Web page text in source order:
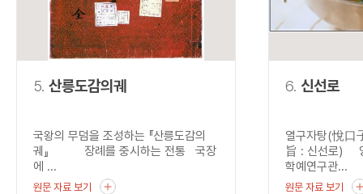
5. 산릉도감의궤
국왕의 무덤을 조성하는 『산릉도감의
궤』 장례를 중시하는 전통 국장
에 ...
원문 자료 보기
6. 신선로
열구자탕(悅
旨 : 신선로)
학예연구관...
원문 자료 보기